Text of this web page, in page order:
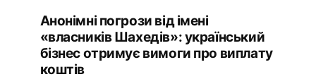
Анонімні погрози від імені
«власників Шахедів»: український
бізнес отримує вимоги про виплату
коштів